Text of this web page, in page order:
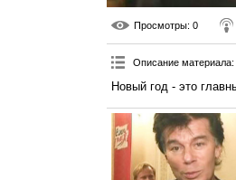
Просмотры: 0
Описание материала:
Новый год - это